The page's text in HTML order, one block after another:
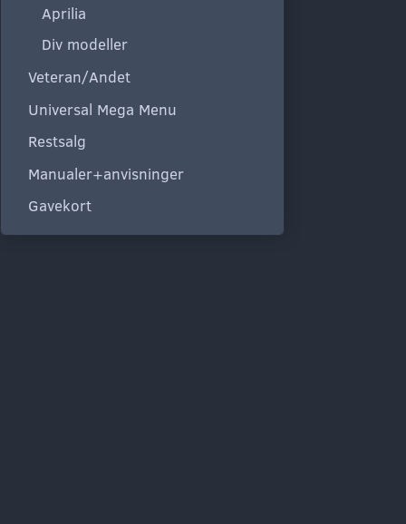
Aprilia
Div modeller
Veteran/Andet
Universal Mega Menu
Restsalg
Manualer+anvisninger
Gavekort